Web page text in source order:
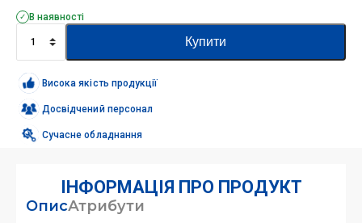
В наявності
DKOL
M16x1.5
45*
dn
8
кількість
Купити
Висока якість продукції
Досвідчений персонал
Сучасне обладнання
ІНФОРМАЦІЯ ПРО ПРОДУКТ
ОписАтрибути